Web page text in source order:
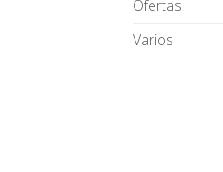
Ofertas
Varios